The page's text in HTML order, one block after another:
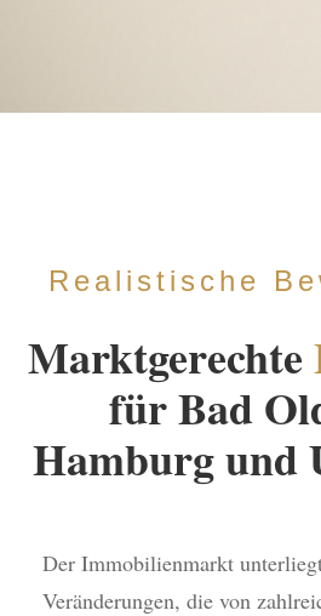
Realistische
Marktgerechte
für Bad
Hamburg und
Der Immobilienmarkt
Veränderungen, die von